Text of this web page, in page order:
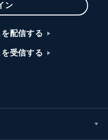
ン
配信する
受信する